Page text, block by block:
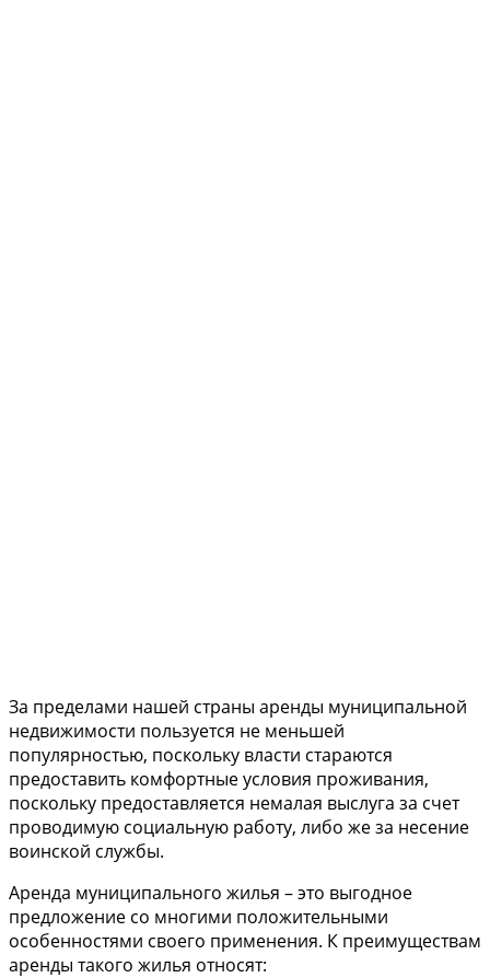
За пределами нашей страны аренды муниципальной
недвижимости пользуется не меньшей
популярностью, поскольку власти стараются
предоставить комфортные условия проживания,
поскольку предоставляется немалая выслуга за счет
проводимую социальную работу, либо же за несение
воинской службы.
Аренда муниципального жилья – это выгодное
предложение со многими положительными
особенностями своего применения. К преимуществам
аренды такого жилья относят: